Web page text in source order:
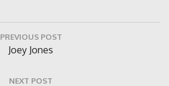
PREVIOUS POST
Previous
Joey Jones
NEXT POST